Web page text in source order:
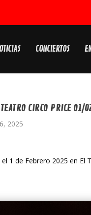
CONCIERTOS
CIRCO PRICE 01/
2025
1 de Febrero 2025 en El